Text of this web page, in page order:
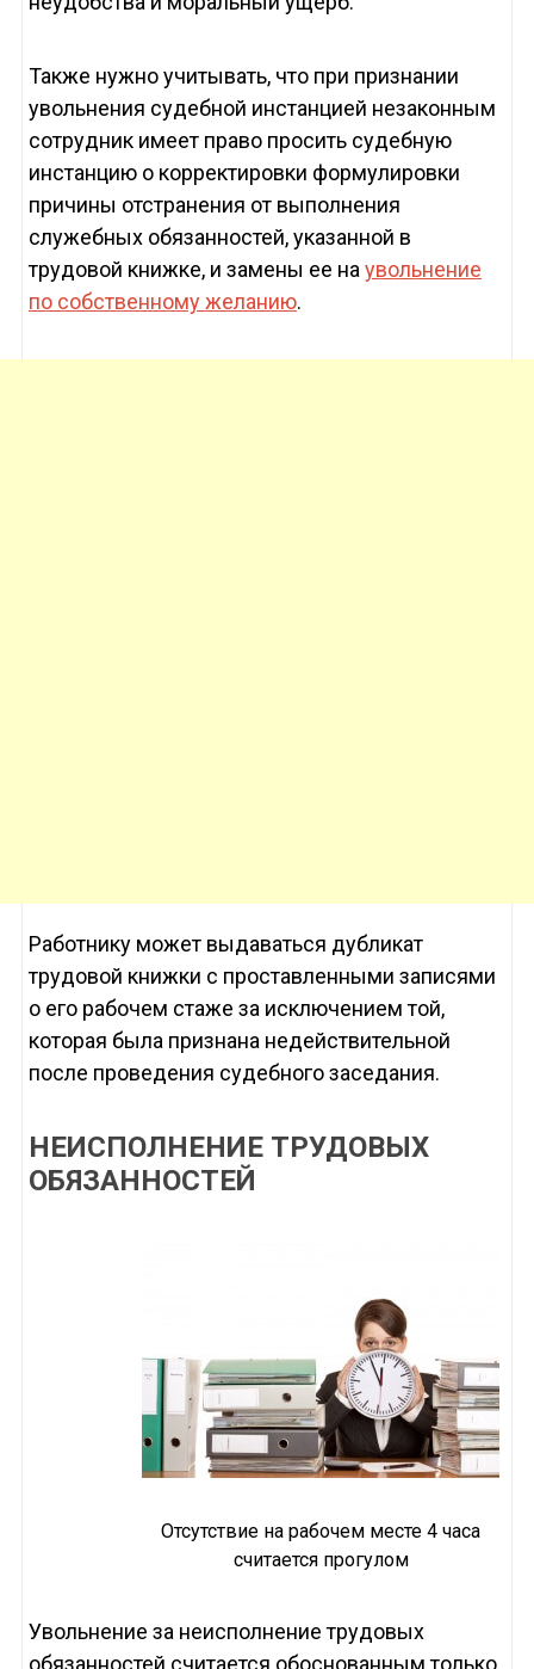
Также нужно учитывать, что при признании
увольнения судебной инстанцией незаконным
сотрудник имеет право просить судебную
инстанцию о корректировки формулировки
причины отстранения от выполнения
служебных обязанностей, указанной в
трудовой книжке, и замены ее наувольнение
по собственному желанию.
Работнику может выдаваться дубликат
трудовой книжки с проставленными записями
о его рабочем стаже за исключением той,
которая была признана недействительной
после проведения судебного заседания.
НЕИСПОЛНЕНИЕ ТРУДОВЫХ
ОБЯЗАННОСТЕЙ
Отсутствие на рабочем месте 4 часа
считается прогулом
Увольнение за неисполнение трудовых
обязанностей считается обоснованным только